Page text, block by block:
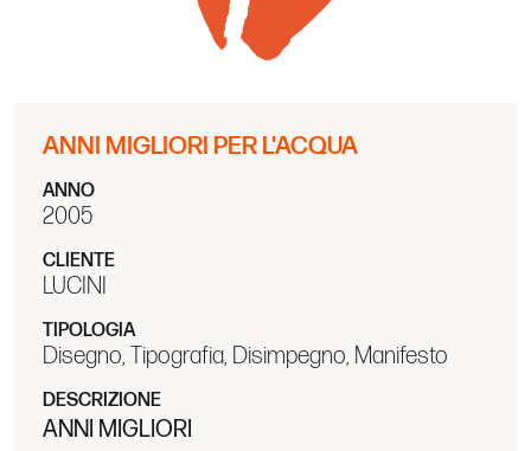
ANNI MIGLIORI PER L'ACQUA
ANNO
2005
CLIENTE
LUCINI
TIPOLOGIA
Disegno, Tipografia, Disimpegno, Manifesto
DESCRIZIONE
ANNI MIGLIORI